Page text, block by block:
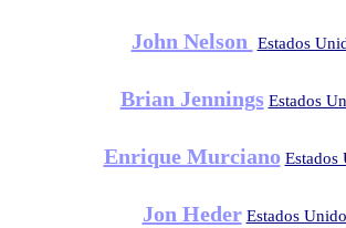
John Nelson Estados
Brian Jennings Estados
Enrique Murciano Estados
Jon Heder Estados